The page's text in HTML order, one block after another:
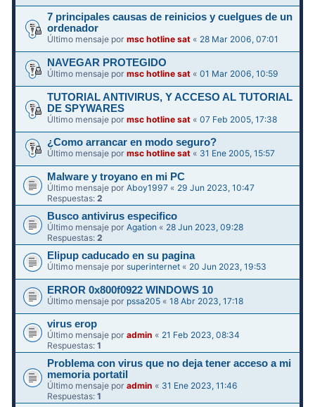
7 principales causas de reinicios y cuelgues de un
ordenador
Último mensaje pormsc hotline sat « 28 Mar 2006, 07:01
NAVEGAR PROTEGIDO
Último mensaje pormsc hotline sat «01 Mar 2006, 10:59
TUTORIAL ANTIVIRUS, Y ACCESO AL TUTORIAL
DE SPYWARES
Último mensaje pormsc hotline sat «07 Feb 2005, 17:38
¿Como arrancar en modo seguro?
Último mensaje pormsc hotline sat « 31 Ene 2005, 15:57
Malware y troyano en mi PC
Último mensaje porAboy1997 « 29 Jun 2023, 10:47
Respuestas:2
Busco antivirus especifico
Último mensaje porAgation « 28 Jun 2023, 09:28
Respuestas:2
Elipup caducado en su pagina
Último mensaje porsuperinternet « 20 Jun 2023, 19:53
ERROR 0x800f0922 WINDOWS 10
Último mensaje por pssa205 «18 Abr 2023, 17:18
virus erop
Último mensaje poradmin « 21 Feb 2023, 08:34
Respuestas:1
Problema con virus que no deja tener acceso a mi
memoria portatil
Último mensaje poradmin « 31 Ene 2023, 11:46
Respuestas:1